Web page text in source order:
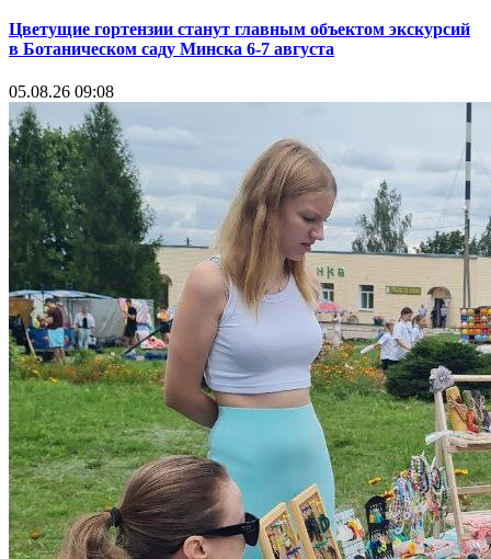
Цветущие гортензии станут главным объектом экскурсий
в Ботаническом саду Минска 6-7 августа
05.08.26 09:08